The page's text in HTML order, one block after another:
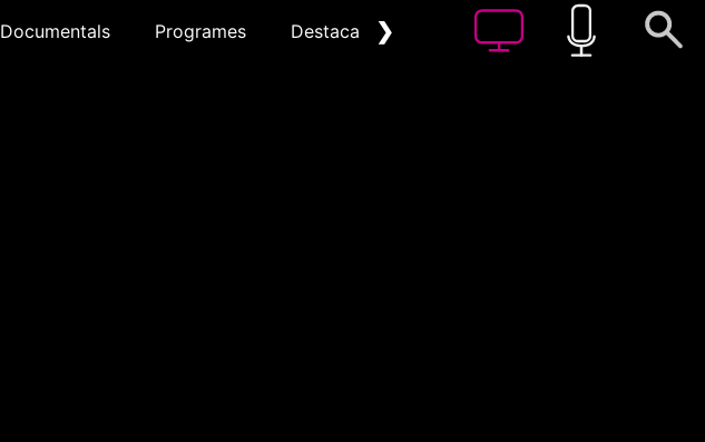
Documentals Programes Destacat ❯